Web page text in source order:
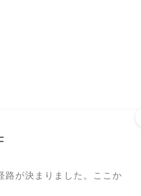
路が決まりました。ここか